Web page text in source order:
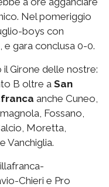
Nel pomeriggio
boys con
e gara conclusa 0-0.
il Girone delle nostre:
B oltre a San
anche Cuneo,
Fossano,
Moretta,
Vanchiglia.
Chieri e Pro